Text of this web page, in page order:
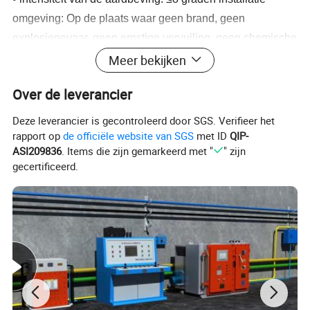
omgeving: Op de plaats waar geen brand, geen
explosiegevaar, geen ernstige vervuiling, geen chemische
corrosie en hevige vibratieMeer bekijken
Over de leverancier
Deze leverancier is gecontroleerd door SGS. Verifieer het
rapport opde officiële website van SGS met IDQIP-
ASI209836. Items die zijn gemarkeerd met "
" zijn
gecertificeerd.